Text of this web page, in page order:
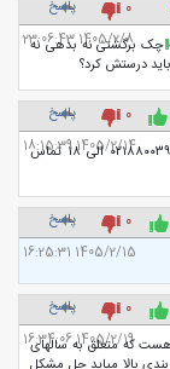
پاسخ 0
1405/2/8 23:06:43
چک برگشتی نه بدهی نه
پاسخ 0
1405/2/14 18:15:39
با سلام، برای دریافت گزارش اعتبارسنجی و مشاوره با ۰۲۱۸۸۰۰۳۹۱۶ الی ۱۸ تماس
پاسخ 0
1405/2/15 16:25:31
پاسخ 0
1405/2/19 16:34:06
که متعلق به سالهای